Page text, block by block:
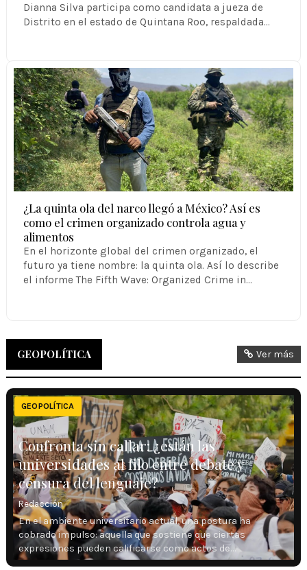
Dianna Silva participa como candidata a jueza de
Distrito en el estado de Quintana Roo, respaldada…
¿La quinta ola del narco llegó a México? Así es
como el crimen organizado controla agua y
alimentos
En el horizonte global del crimen organizado, el
futuro ya tiene nombre: la quinta ola. Así lo describe
el informe The Fifth Wave: Organized Crime in…
GEOPOLÍTICA Ver más
GEOPOLÍTICA
Confronta sin callar: ¿están las
universidades al filo entre debate y
censura del lenguaje?
Redacción
En el ambiente universitario actual, una postura ha
cobrado impulso: aquella que sostiene que ciertas
expresiones pueden calificarse como actos de…